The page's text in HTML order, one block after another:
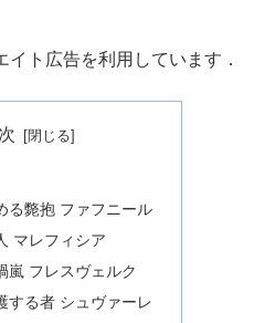
ト広告を利用しています．
斃抱 ファフニール
マレフィシア
フレスヴェルク
る者 シュヴァーレ